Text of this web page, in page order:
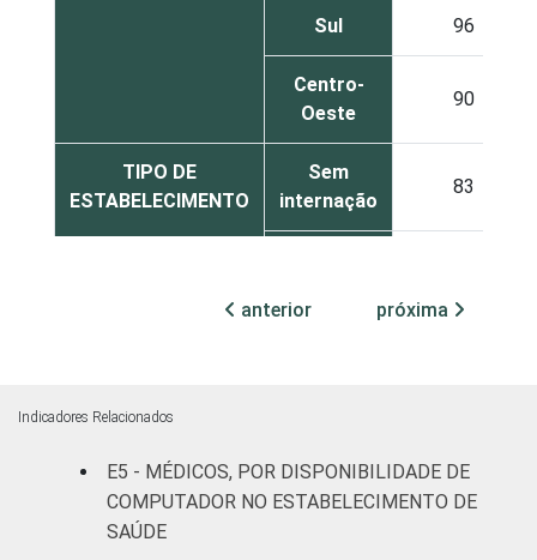
Sul 96
Centro-
Oeste
90
TIPO DE
ESTABELECIMENTO
Sem
internação
83
(até 50
72
(mais de
50 leitos)
anterior próxima
Indicadores Relacionados
E5 - MÉDICOS, POR DISPONIBILIDADE DE
COMPUTADOR NO ESTABELECIMENTO DE
SAÚDE